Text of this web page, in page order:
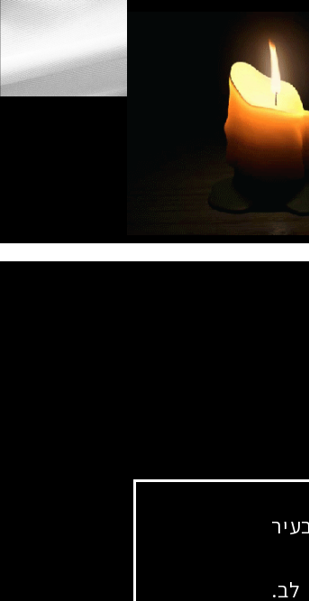
בסיוון תשס"ג (10.6.2003) בעיר
לב.